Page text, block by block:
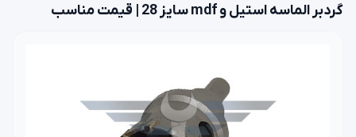
گردبر الماسه استیل و mdf سایز 28 | قیمت مناسب